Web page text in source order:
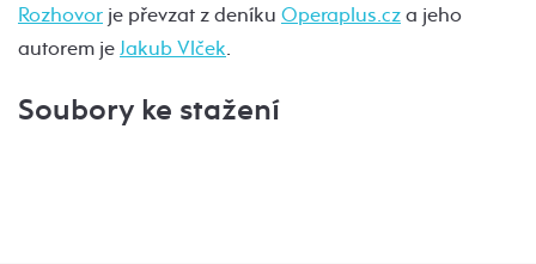
Rozhovor je převzat z deníku Operaplus.cza jeho
autorem jeJakub Vlček.
Soubory ke stažení